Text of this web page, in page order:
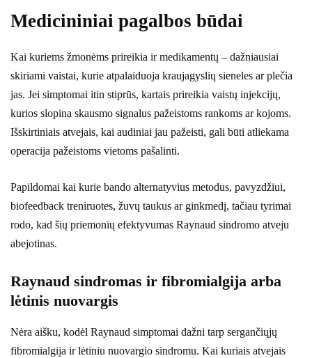
Medicininiai pagalbos būdai
Kai kuriems žmonėms prireikia ir medikamentų – dažniausiai
skiriami vaistai, kurie atpalaiduoja kraujagyslių sieneles ar plečia
jas. Jei simptomai itin stiprūs, kartais prireikia vaistų injekcijų,
kurios slopina skausmo signalus pažeistoms rankoms ar kojoms.
Išskirtiniais atvejais, kai audiniai jau pažeisti, gali būti atliekama
operacija pažeistoms vietoms pašalinti.
Papildomai kai kurie bando alternatyvius metodus, pavyzdžiui,
biofeedback treniruotes, žuvų taukus ar ginkmedį, tačiau tyrimai
rodo, kad šių priemonių efektyvumas Raynaud sindromo atveju
abejotinas.
Raynaud sindromas ir fibromialgija arba
lėtinis nuovargis
Nėra aišku, kodėl Raynaud simptomai dažni tarp sergančiųjų
fibromialgija ir lėtiniu nuovargio sindromu. Kai kuriais atvejais